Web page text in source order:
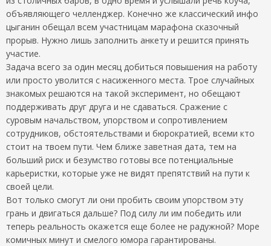
объявляющего челленджер. Конечно же классический инфо
цыганин обещал всем участницам марафона сказочный
прорыв. Нужно лишь заполнить анкету и решится принять
участие.
Задача всего за один месяц добиться повышения на работу
или просто уволится с насиженного места. Трое случайных
знакомых решаются на такой эксперимент, но обещают
поддерживать друг друга и не сдаваться. Сражение с
суровым начальством, упорством и сопротивлением
сотрудников, обстоятельствами и бюрократией, всеми кто
стоит на твоем пути. Чем ближе заветная дата, тем на
больший риск и безумство готовы все потенциальные
карьеристки, которые уже не видят препятствий на пути к
своей цели.
Вот только смогут ли они пробить своим упорством эту
грань и двигаться дальше? Под силу ли им победить или
теперь реальность окажется еще более не радужной? Море
комичных минут и смелого юмора гарантированы.